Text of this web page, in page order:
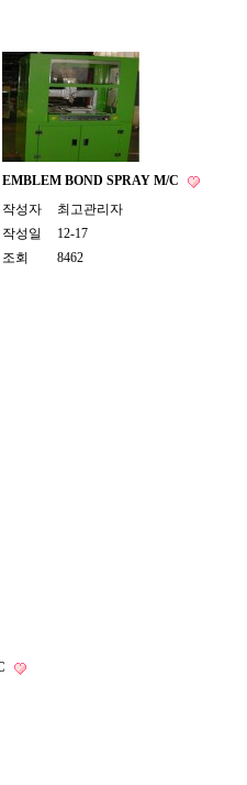
EMBLEM BOND SPRAY M/C
작성자
최고관리자
작성일
12-17
조회
8462